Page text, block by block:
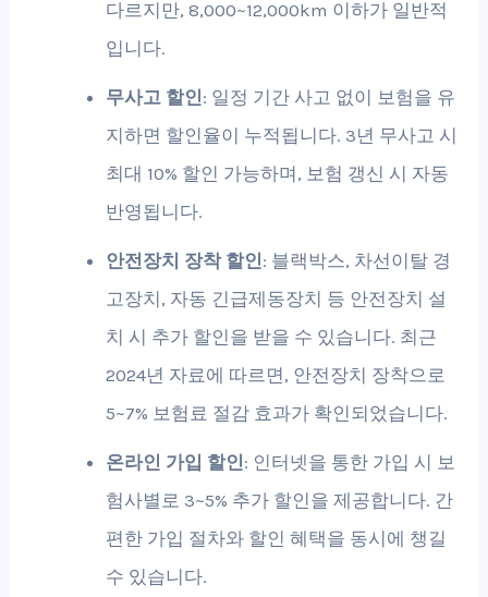
다르지만, 8,000~12,000km 이하가 일반적
입니다.
무사고 할인: 일정 기간 사고 없이 보험을 유
지하면 할인율이 누적됩니다. 3년 무사고 시
최대 10% 할인 가능하며, 보험 갱신 시 자동
반영됩니다.
안전장치 장착 할인: 블랙박스, 차선이탈 경
고장치, 자동 긴급제동장치 등 안전장치 설
치 시 추가 할인을 받을 수 있습니다. 최근
2024년 자료에 따르면, 안전장치 장착으로
5~7% 보험료 절감 효과가 확인되었습니다.
온라인 가입 할인: 인터넷을 통한 가입 시 보
험사별로 3~5% 추가 할인을 제공합니다. 간
편한 가입 절차와 할인 혜택을 동시에 챙길
수 있습니다.